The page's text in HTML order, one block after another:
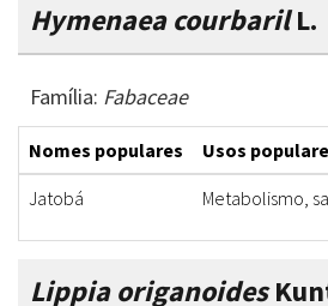
Hymenaea courbarilL.
Família: Fabaceae
Nomes populares
Usos
Jatobá
Metabolismo,
Lippia origanoides